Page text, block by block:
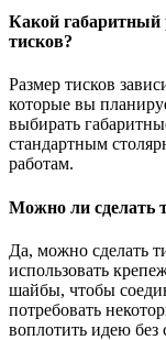
Какой габаритный
тисков?
Размер тисков
которые вы
выбирать
стандартным
работам.
Можно ли сделать
Да, можно сделать
использовать
шайбы, чтобы
потребовать
воплотить идею без